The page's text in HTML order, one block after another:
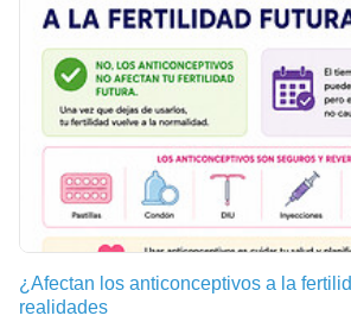
¿Afectan los anticonceptivos a la
realidades